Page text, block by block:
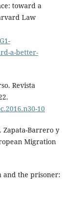
toward a
Law
a-better-
Revista
10
Zapata-Barrero y
Migration
and the prisoner: